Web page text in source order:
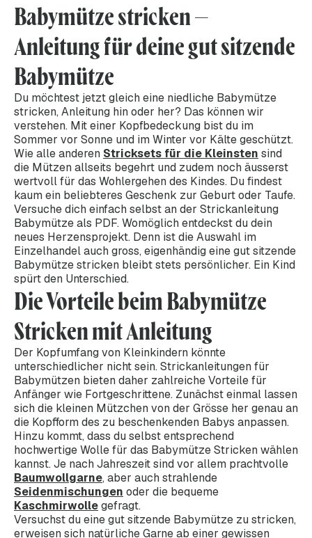
Babymütze stricken –
Anleitung für deine gut sitzende
Babymütze
Du möchtest jetzt gleich eine niedliche Babymütze
stricken, Anleitung hin oder her? Das können wir
verstehen. Mit einer Kopfbedeckung bist du im
Sommer vor Sonne und im Winter vor Kälte geschützt.
Wie alle anderen Stricksets für die Kleinsten sind
die Mützen allseits begehrt und zudem noch äusserst
wertvoll für das Wohlergehen des Kindes. Du findest
kaum ein beliebteres Geschenk zur Geburt oder Taufe.
Versuche dich einfach selbst an der Strickanleitung
Babymütze als PDF. Womöglich entdeckst du dein
neues Herzensprojekt. Denn ist die Auswahl im
Einzelhandel auch gross, eigenhändig eine gut sitzende
Babymütze stricken bleibt stets persönlicher. Ein Kind
spürt den Unterschied.
Die Vorteile beim Babymütze
Stricken mit Anleitung
Der Kopfumfang von Kleinkindern könnte
unterschiedlicher nicht sein. Strickanleitungen für
Babymützen bieten daher zahlreiche Vorteile für
Anfänger wie Fortgeschrittene. Zunächst einmal lassen
sich die kleinen Mützchen von der Grösse her genau an
die Kopfform des zu beschenkenden Babys anpassen.
Hinzu kommt, dass du selbst entsprechend
hochwertige Wolle für das Babymütze Stricken wählen
kannst. Je nach Jahreszeit sind vor allem prachtvolle
Baumwollgarne, aber auch strahlende
Seidenmischungen oder die bequeme
Kaschmirwollegefragt.
Versuchst du eine gut sitzende Babymütze zu stricken,
erweisen sich natürliche Garne ab einer gewissen